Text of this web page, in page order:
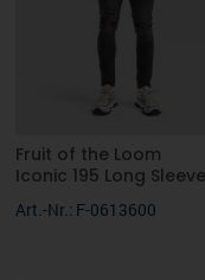
Fruit of the Loom
Iconic 195 Long
Art.-Nr.: F-0613600